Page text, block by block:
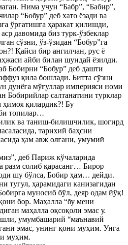
Нима учун “Бабр”, “Бабир”,
“Бобур” деб хато ёзади ва
ўргатишга ҳаракат қилишди,
давомида биз турк-ўзбеклар
сўзни, ўз-ўзидан “Бобур”га
Қайси бир ангилчан, рус ё
айби билан шундай ёзилди.
Бобирни “Бобур” деб дашти
қила бошлади. Битта сўзни
дунёга мўғуллар империяси номи
Бобирийлар салтанатини турклар
ҳимоя қилардик?! Бу
топилар…
ва таниш-билишчилик, шогирд
тарихий баҳсни
ҳам авж олгани, умумий
деб Париж кўчаларида
разм солиб қарасанг… Бирор
шу бўлса, Бобир ҳам… дейди.
тугул, ҳарамидаги канизагидан
муносиб бўл, деяр одам йўқ!
бор. Маҳалла “бу мени
маҳалла оқсоқоли эмас у.
умумбашарий “маънавий
эмас, унинг қони муҳим. Унга
муҳим.